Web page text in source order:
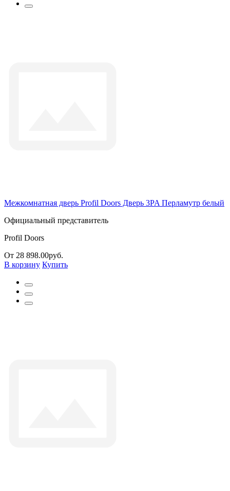
Межкомнатная дверь Profil Doors Дверь 3PA Перламутр белый
Официальный представитель
Profil Doors
От 28 898.00руб.
В корзину Купить